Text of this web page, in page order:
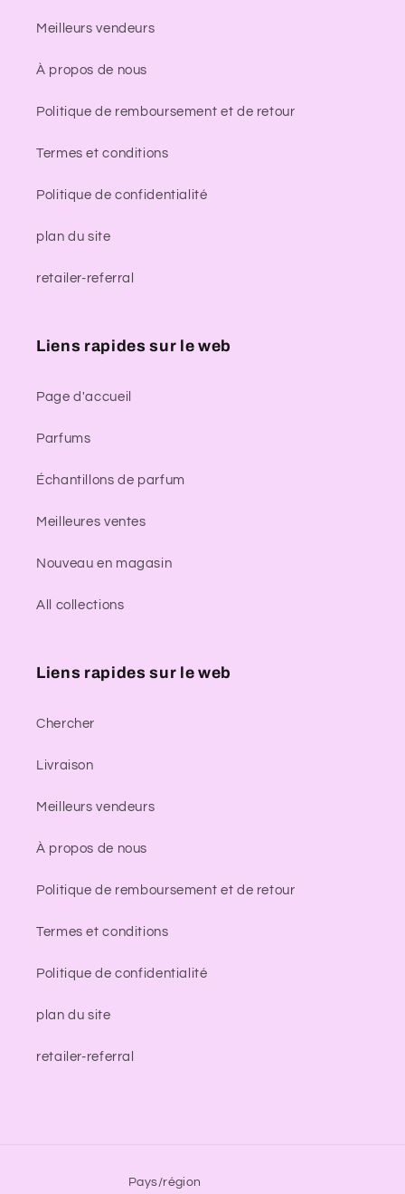
Meilleurs vendeurs
À propos de nous
Politique de remboursement et de retour
Termes et conditions
Politique de confidentialité
plan du site
retailer-referral
Liens rapides sur le web
Page d'accueil
Parfums
Échantillons de parfum
Meilleures ventes
Nouveau en magasin
All collections
Liens rapides sur le web
Chercher
Livraison
Meilleurs vendeurs
À propos de nous
Politique de remboursement et de retour
Termes et conditions
Politique de confidentialité
plan du site
retailer-referral
Pays/région